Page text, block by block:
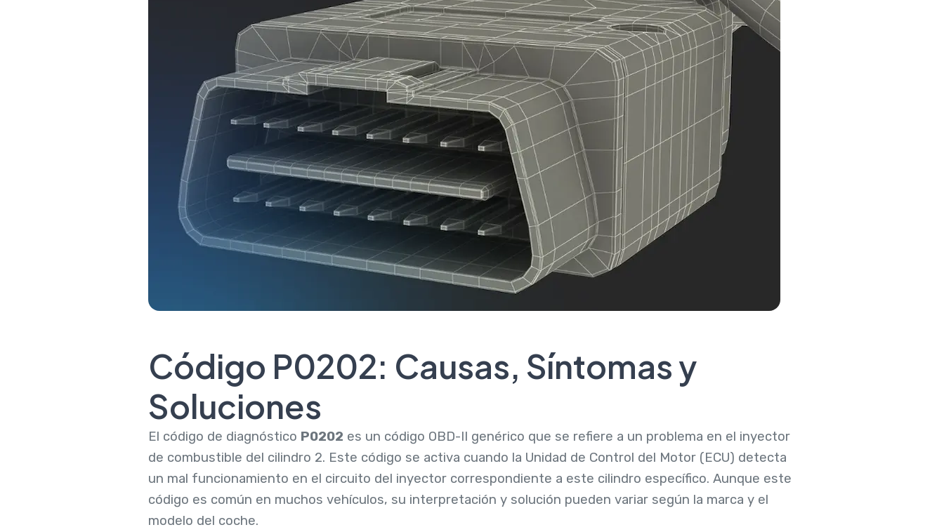
Código P0202: Causas, Síntomas y
Soluciones
El código de diagnóstico P0202 es un código OBD-II genérico que se refiere a un problema en el inyector
de combustible del cilindro 2. Este código se activa cuando la Unidad de Control del Motor (ECU) detecta
un mal funcionamiento en el circuito del inyector correspondiente a este cilindro específico. Aunque este
código es común en muchos vehículos, su interpretación y solución pueden variar según la marca y el
modelo del coche.